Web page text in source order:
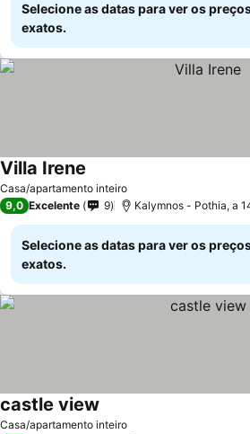
Selecione as datas para ver os
exatos.
Casa/apartamento inteiro
Villa Irene
9,0 Excelente 9 Kalymnos - Pothia, a
Selecione as datas para ver os
exatos.
Casa/apartamento inteiro
castle view